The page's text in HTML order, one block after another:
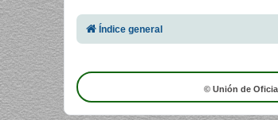
Índice general
© Unión de